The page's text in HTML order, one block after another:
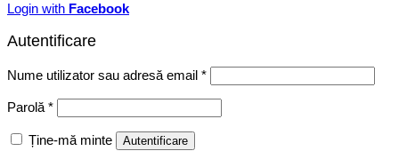
Login with Facebook
Autentificare
Nume utilizator sau adresă email *Obligatoriu
Parolă *Obligatoriu
Ține-mă minte Autentificare